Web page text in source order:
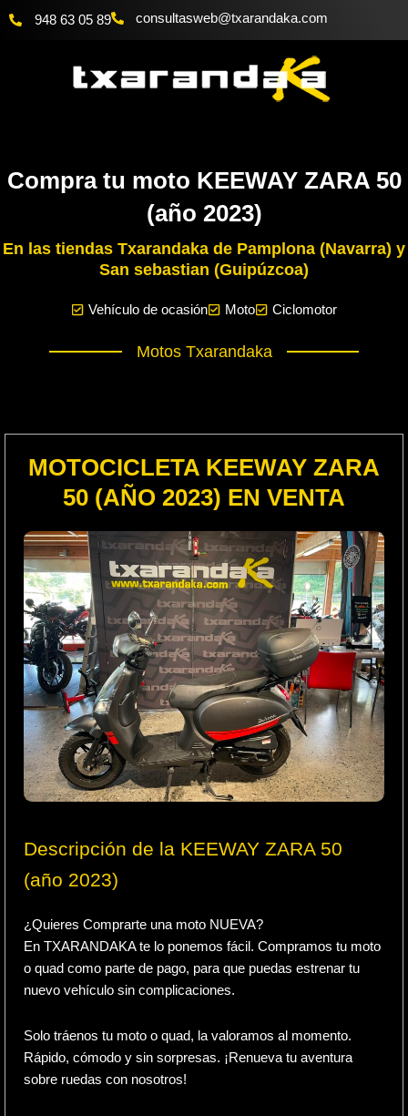
948 63 05 89 moc.akadnaraxt
@bewsatlusnoc
Compra tu moto KEEWAY ZARA 50
(año 2023)
En las tiendas Txarandaka de Pamplona (Navarra) y
San sebastian (Guipúzcoa)
Vehículo de ocasión Moto Ciclomotor
Motos Txarandaka
MOTOCICLETA KEEWAY ZARA
50 (AÑO 2023) EN VENTA
Descripción de la KEEWAY ZARA 50
(año 2023)
¿Quieres Comprarte una moto NUEVA?
En TXARANDAKA te lo ponemos fácil. Compramos tu moto
o quad como parte de pago, para que puedas estrenar tu
nuevo vehículo sin complicaciones.
Solo tráenos tu moto o quad, la valoramos al momento.
Rápido, cómodo y sin sorpresas. ¡Renueva tu aventura
sobre ruedas con nosotros!